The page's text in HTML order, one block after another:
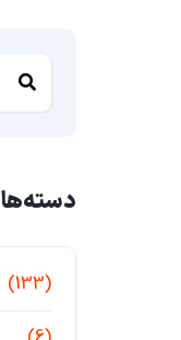
دسته‌ها
(133)